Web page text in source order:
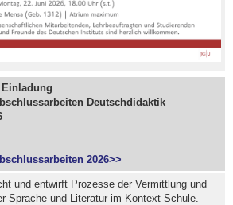
Deutschdidaktik
2026>>
und entwirft Prozesse der Vermittlung und
Sprache und Literatur im Kontext Schule.